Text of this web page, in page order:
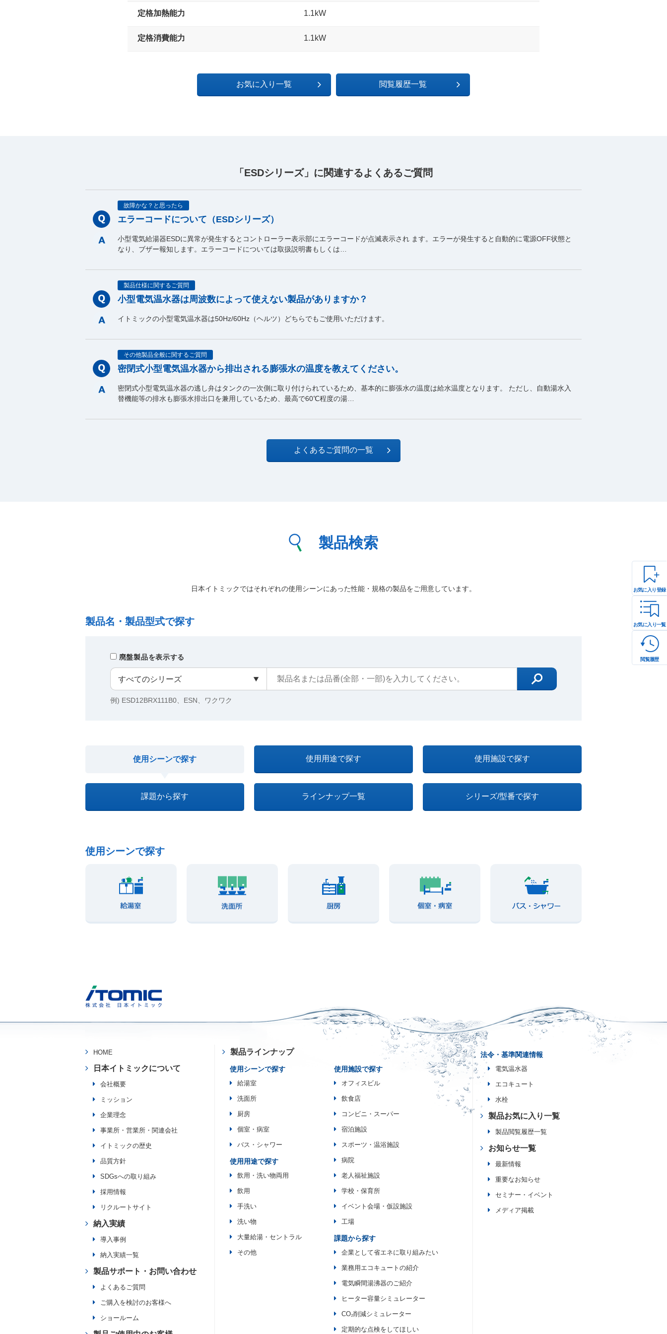
お気に入り登録
お気に入り一覧
閲覧履歴
定格加熱能力 1.1kW
定格消費能力 1.1kW
お気に入り一覧 閲覧履歴一覧
「ESDシリーズ」に関連するよくあるご質問
故障かな？と思ったら
エラーコードについて（ESDシリーズ）
小型電気給湯器ESDに異常が発生するとコントローラー表示部にエラーコードが点滅表示され ます。エラーが発生すると自動的に電源OFF状態と
なり、ブザー報知します。エラーコードについては取扱説明書もしくは…
製品仕様に関するご質問
小型電気温水器は周波数によって使えない製品がありますか？
イトミックの小型電気温水器は50Hz/60Hz（ヘルツ）どちらでもご使用いただけます。
その他製品全般に関するご質問
密閉式小型電気温水器から排出される膨張水の温度を教えてください。
密閉式小型電気温水器の逃し弁はタンクの一次側に取り付けられているため、基本的に膨張水の温度は給水温度となります。 ただし、自動湯水入
替機能等の排水も膨張水排出口を兼用しているため、最高で60℃程度の湯…
よくあるご質問の一覧
製品検索
日本イトミックではそれぞれの使用シーンにあった性能・規格の製品をご用意しています。
製品名・製品型式で探す
廃盤製品を表示する
例) ESD12BRX111B0、ESN、ワクワク
使用シーンで探す 使用用途で探す 使用施設で探す
課題から探す ラインナップ一覧 シリーズ/型番で探す
使用シーンで探す
HOME
日本イトミックについて
会社概要
ミッション
企業理念
事業所・営業所・関連会社
イトミックの歴史
品質方針
SDGsへの取り組み
採用情報
リクルートサイト
納入実績
導入事例
納入実績一覧
製品サポート・お問い合わせ
よくあるご質問
ご購入を検討のお客様へ
ショールーム
製品ラインナップ
使用シーンで探す
給湯室
洗面所
厨房
個室・病室
バス・シャワー
使用用途で探す
飲用・洗い物両用
飲用
手洗い
洗い物
大量給湯・セントラル
その他
使用施設で探す
オフィスビル
飲食店
コンビニ・スーパー
宿泊施設
スポーツ・温浴施設
病院
老人福祉施設
学校・保育所
イベント会場・仮設施設
工場
課題から探す
企業として省エネに取り組みたい
業務用エコキュートの紹介
電気瞬間湯沸器のご紹介
ヒーター容量シミュレーター
CO₂削減シミュレーター
定期的な点検をしてほしい
法令・基準関連情報
電気温水器
エコキュート
水栓
製品お気に入り一覧
製品閲覧履歴一覧
お知らせ一覧
最新情報
重要なお知らせ
セミナー・イベント
メディア掲載